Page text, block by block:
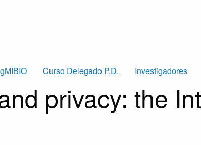
Curso Delegado P.D. Investigadores
privacy: the